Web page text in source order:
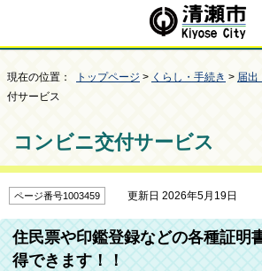
現在の位置： トップページ > くらし・手続き > 届出
付サービス
コンビニ交付サービス
ページ番号1003459 更新日 2026年5月19日
住民票や印鑑登録などの各種証明
得できます！！